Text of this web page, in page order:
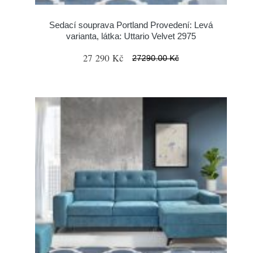
Sedací souprava Portland Provedení: Levá
varianta, látka: Uttario Velvet 2975
27 290 Kč 27290.00 Kč